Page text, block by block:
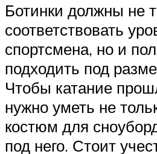
Ботинки должны не
соответствовать
спортсмена, но и
подходить под
Чтобы катание
нужно уметь не
костюм для
под него. Стоит